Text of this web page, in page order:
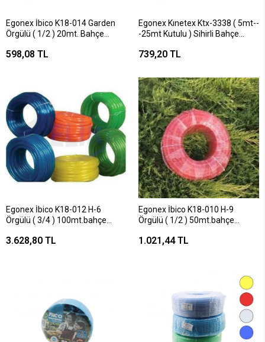
Egonex İbico K18-014 Garden
Örgülü ( 1/2 ) 20mt. Bahçe
598,08 TL
Egonex Kınetex Ktx-3338 ( 5mt--
-25mt Kutulu ) Sihirli Bahçe
739,20 TL
Egonex İbico K18-012 H-6
Örgülü ( 3/4 ) 100mt.bahçe
3.628,80 TL
Egonex İbico K18-010 H-9
Örgülü ( 1/2 ) 50mt.bahçe
1.021,44 TL